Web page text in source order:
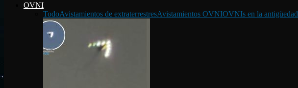
OVNI
TodoAvistamientos de extraterrestresAvistamientos OVNIOVNIs en la antigüedad